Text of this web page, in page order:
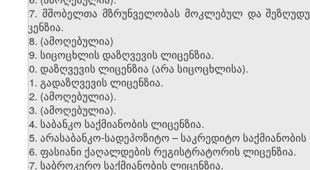
27. მშობელთა მზრუნველობას მოკლებულ და
ლიცენზია.
28. (ამოღებულია)
29. სიცოცხლის დაზღვევის ლიცენზია.
30. დაზღვევის ლიცენზია (არა სიცოცხლისა).
31. გადაზღვევის ლიცენზია.
32. (ამოღებულია).
33. (ამოღებულია).
34. საბანკო საქმიანობის ლიცენზია.
35. არასაბანკო-სადეპოზიტო – საკრედიტო
36. ფასიანი ქაღალდების რეგისტრატორის ლიცენზია.
37. საბროკერო საქმიანობის ლიცენზია.